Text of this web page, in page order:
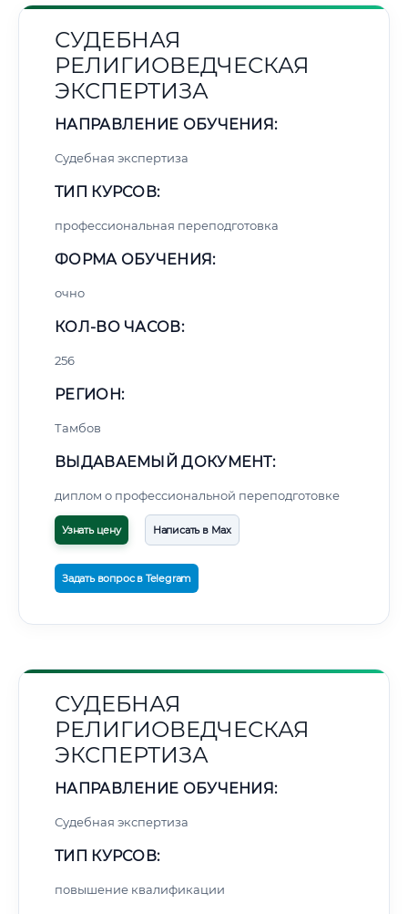
СУДЕБНАЯ
РЕЛИГИОВЕДЧЕСКАЯ
ЭКСПЕРТИЗА
НАПРАВЛЕНИЕ ОБУЧЕНИЯ:
Судебная экспертиза
ТИП КУРСОВ:
профессиональная переподготовка
ФОРМА ОБУЧЕНИЯ:
очно
КОЛ-ВО ЧАСОВ:
256
РЕГИОН:
Тамбов
ВЫДАВАЕМЫЙ ДОКУМЕНТ:
диплом о профессиональной переподготовке
Узнать цену Написать в Max
Задать вопрос в Telegram
СУДЕБНАЯ
РЕЛИГИОВЕДЧЕСКАЯ
ЭКСПЕРТИЗА
НАПРАВЛЕНИЕ ОБУЧЕНИЯ:
Судебная экспертиза
ТИП КУРСОВ:
повышение квалификации